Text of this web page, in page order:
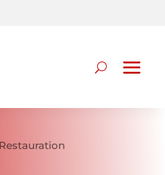
Restauration